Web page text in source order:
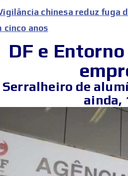
chinesa reduz fuga
cinco anos
DF e
Serralheiro de
ainda,